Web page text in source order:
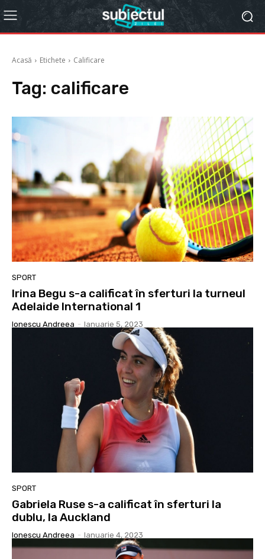
Acasă Etichete Calificare
Tag: calificare
SPORT
Irina Begu s-a calificat în sferturi la turneul
Adelaide International 1
Ionescu Andreea - Ianuarie 5, 2023
SPORT
Gabriela Ruse s-a calificat în sferturi la
dublu, la Auckland
Ionescu Andreea - Ianuarie 4, 2023